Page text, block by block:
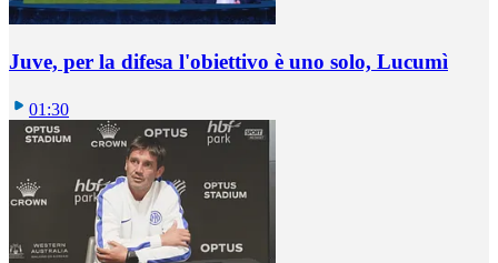
Juve, per la difesa l'obiettivo è uno solo, Lucumì
01:30